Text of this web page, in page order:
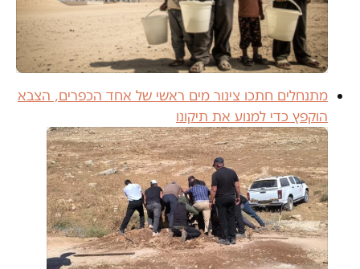
מתנחלים חתכו צינור מים ראשי של אחד הכפרים, הצבא
הוקפץ כדי למנוע את תיקונו